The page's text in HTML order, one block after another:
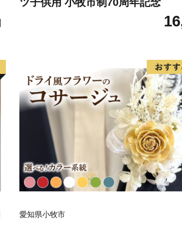
愛知県小牧市